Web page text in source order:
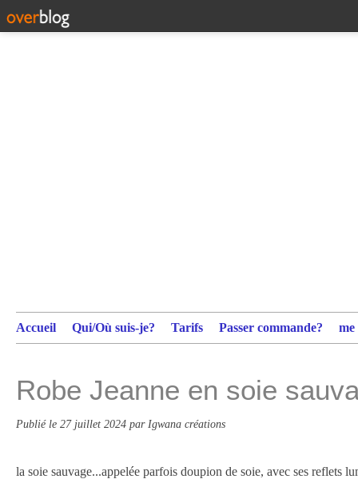
Accueil Qui/Où suis-je? Tarifs Passer commande?
Robe Jeanne en soie
Publié le 27 juillet 2024 par Igwana créations
la soie sauvage...appelée parfois doupion de soie, avec ses reflets